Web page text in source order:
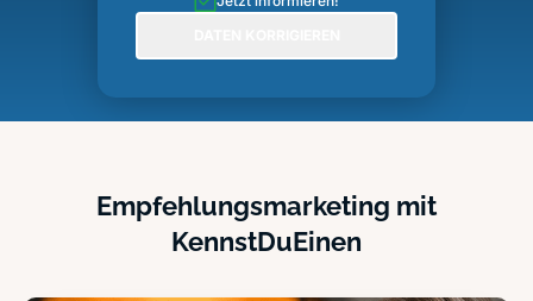
Empfehlungsmarketing mit
KennstDuEinen